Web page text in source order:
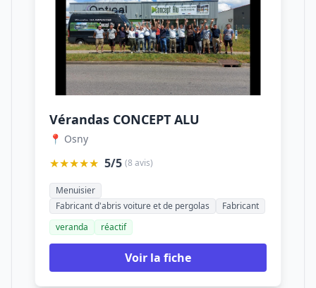
Vérandas CONCEPT ALU
📍 Osny
★★★★★ 5/5 (8 avis)
Menuisier
Fabricant d'abris voiture et de pergolas
Fabricant
veranda
réactif
Voir la fiche